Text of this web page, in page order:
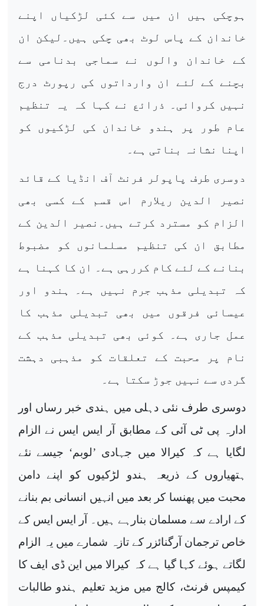
ہوچکی ہیں ان میں سے کئی لڑکیاں اپنے
خاندان کے پاس لوٹ بھی چکی ہیں۔لیکن ان
کے خاندان والوں نے سماجی بدنامی سے
بچنے کے لئے ان وارداتوں کی رپورٹ درج
نہیں کروائی۔ ذرائع نے کہا کہ یہ تنظیم
عام طور پر ہندو خاندان کی لڑکیوں کو
اپنا نشانہ بناتی ہے۔
دوسری طرف پاپولر فرنٹ آف انڈیا کے قائد
نصیر الدین ریلارم اس قسم کے کسی بھی
الزام کو مسترد کرتے ہیں۔نصیر الدین کے
مطابق ان کی تنظیم مسلمانوں کو مضبوط
بنانے کے لئے کام کررہی ہے۔ ان کا کہنا ہے
کہ تبدیلی مذہب جرم نہیں ہے۔ ہندو اور
عیسائی فرقوں میں بھی تبدیلی مذہب کا
عمل جاری ہے۔ کوئی بھی تبدیلی مذہب کے
نام پر محبت کے تعلقات کو مذہبی دہشت
گردی سے نہیں جوڑ سکتا ہے۔
دوسری طرف نئی دہلی میں ہندی خبر رساں اور
ادارہ پی ٹی آئی کے مطابق آر ایس ایس نے الزام
لگایا ہے کہ کیرالا میں جہادی ’لوبم‘ جیسے نئے
ہتھیاروں کے ذریعہ ہندو لڑکیوں کو اپنے دامن
محبت میں پھنسا کر بعد میں انہیں انسانی بم بنانے
کے ارادے سے مسلمان بنارہے ہیں۔ آر ایس ایس کے
خاص ترجمان آرگنائزر کے تازہ شمارے میں یہ الزام
لگاتے ہوئے کہا گیا ہے کہ کیرالا میں این ڈی ایف کا
کیمپس فرنٹ، کالج میں مزید تعلیم ہندو طالبات